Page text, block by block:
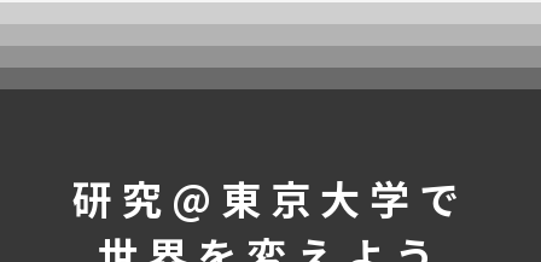
第一段階
これまでの活動・成果
講義映像
研究@東京大学で